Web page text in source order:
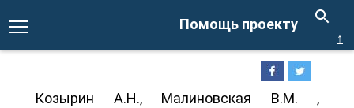
Помощь проекту
↑
Козырин А.Н., Малиновская В.М. ,